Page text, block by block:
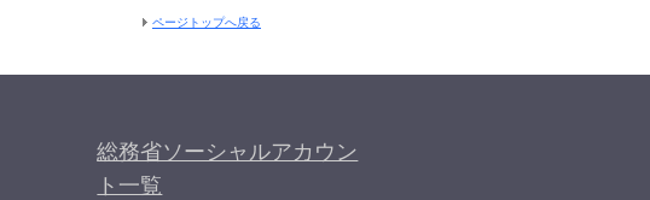
ページトップへ戻る
総務省ソーシャルアカウン
ト一覧